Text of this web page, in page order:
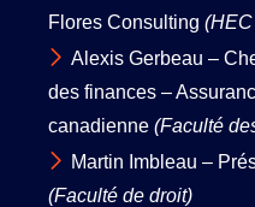
Flores Consulting
Alexis Gerbeau –
des finances –
canadienne (Faculté
Martin Imbleau –
(Faculté de droit)